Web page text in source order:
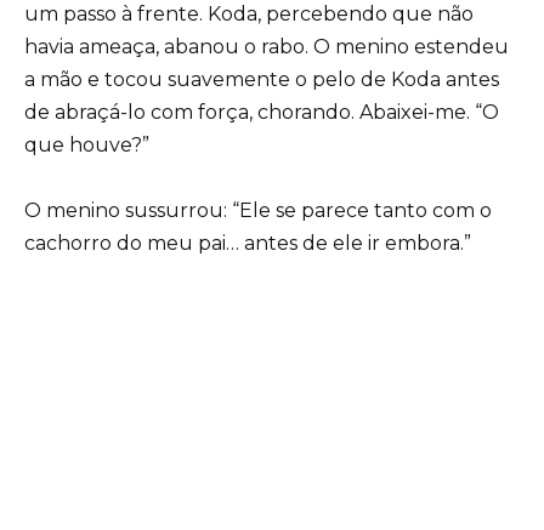
um passo à frente. Koda, percebendo que não
havia ameaça, abanou o rabo. O menino estendeu
a mão e tocou suavemente o pelo de Koda antes
de abraçá-lo com força, chorando. Abaixei-me. “O
que houve?”
O menino sussurrou: “Ele se parece tanto com o
cachorro do meu pai… antes de ele ir embora.”